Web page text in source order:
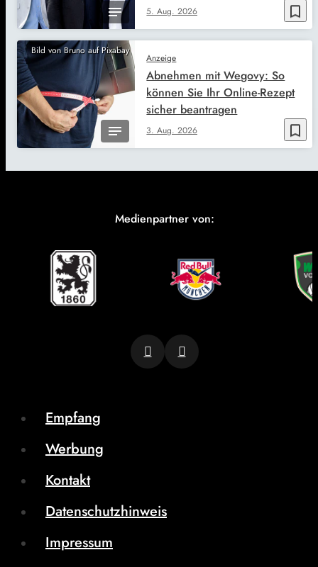
bookmark_border
5. Aug. 2026
Bild von Bruno auf Pixabay
bookmark_border
Anzeige
3. Aug. 2026
Abnehmen mit Wegovy: So
können Sie Ihr Online-Rezept
sicher beantragen
Medienpartner von:
Empfang
Werbung
Kontakt
Datenschutzhinweis
Impressum